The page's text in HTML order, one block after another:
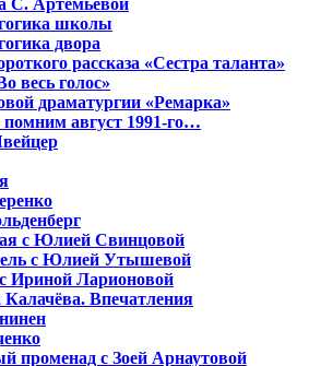
С. Артемьевой
школы
двора
рассказа «Сестра таланта»
весь голос»
драматургии «Ремарка»
август 1991-го…
с Юлией Свинцовой
с Юлией Утышевой
Ириной Ларионовой
Калачёва. Впечатления
променад с Зоей Арнаутовой